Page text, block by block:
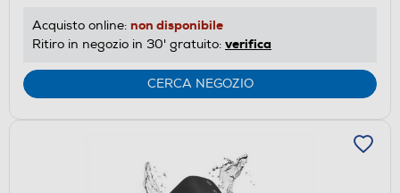
Acquisto online: non disponibile
Ritiro in negozio in 30' gratuito: verifica
CERCA NEGOZIO